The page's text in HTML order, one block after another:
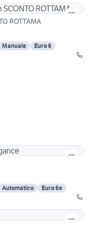
ROTTAMA
Manuale
Euro 6
Automatico
Euro 6e